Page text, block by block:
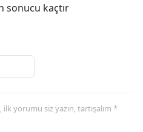
sonucu kaçtır
yorumu siz yazın, tartışalım *